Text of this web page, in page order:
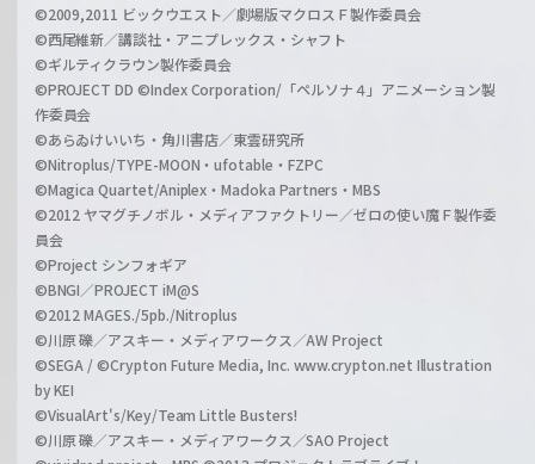
©2009,2011 ビックウエスト／劇場版マクロスＦ製作委員会
©西尾維新／講談社・アニプレックス・シャフト
©ギルティクラウン製作委員会
©PROJECT DD ©Index Corporation/「ペルソナ４」アニメーション製
作委員会
©あらゐけいいち・角川書店／東雲研究所
©Nitroplus/TYPE-MOON・ufotable・FZPC
©Magica Quartet/Aniplex・Madoka Partners・MBS
©2012 ヤマグチノボル・メディアファクトリー／ゼロの使い魔Ｆ製作委
員会
©Project シンフォギア
©BNGI／PROJECT iM@S
©2012 MAGES./5pb./Nitroplus
©川原 礫／アスキー・メディアワークス／AW Project
©SEGA / ©Crypton Future Media, Inc. www.crypton.net Illustration
by KEI
©VisualArt's/Key/Team Little Busters!
©川原 礫／アスキー・メディアワークス／SAO Project